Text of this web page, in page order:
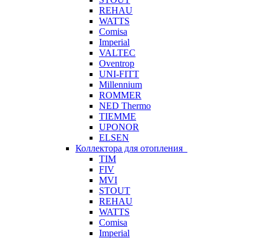
REHAU
WATTS
Comisa
Imperial
VALTEC
Oventrop
UNI-FITT
Millennium
ROMMER
NED Thermo
TIEMME
UPONOR
ELSEN
Коллектора для отопления
TIM
FIV
MVI
STOUT
REHAU
WATTS
Comisa
Imperial